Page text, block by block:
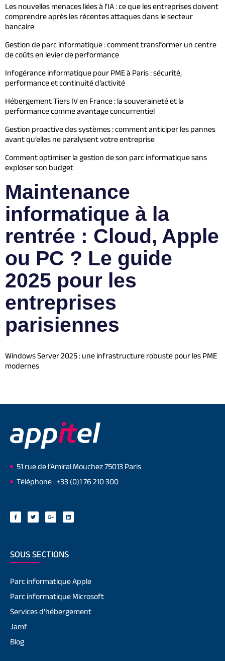
Les nouvelles menaces liées à l’IA : ce que les entreprises doivent
comprendre après les récentes attaques dans le secteur
bancaire
Gestion de parc informatique : comment transformer un centre
de coûts en levier de performance
Infogérance informatique pour PME à Paris : sécurité,
performance et continuité d’activité
Hébergement Tiers IV en France : la souveraineté et la
performance comme avantage concurrentiel
Gestion proactive des systèmes : comment anticiper les pannes
avant qu’elles ne paralysent votre entreprise
Comment optimiser la gestion de son parc informatique sans
exploser son budget
Maintenance
informatique à la
rentrée : Cloud, Apple
ou PC ? Le guide
2025 pour les
entreprises
parisiennes
Windows Server 2025 : une infrastructure robuste pour les PME
modernes
51 rue de l’Amiral Mouchez 75013 Paris
Téléphone : +33 (0)1 76 210 300
SOUS SECTIONS
Parc informatique Apple
Parc informatique Microsoft
Services d’hébergement
Jamf
Blog